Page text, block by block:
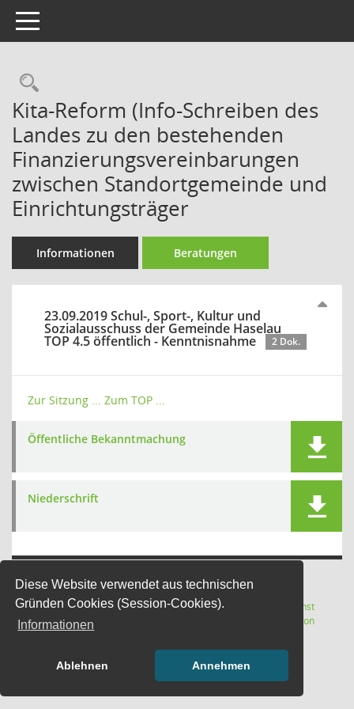
Diese Website verwendet aus technischen
Gründen Cookies (Session-Cookies).
Informationen
Ablehnen Annehmen
Toggle navigation
Rechercheauswahl
Kita-Reform (Info-Schreiben des
Landes zu den bestehenden
Finanzierungsvereinbarungen
zwischen Standortgemeinde und
Einrichtungsträger
Informationen Beratungen
23.09.2019 Schul-, Sport-, Kultur und
Sozialausschuss der Gemeinde Haselau
TOP 4.5 öffentlich - Kenntnisnahme 2 Dok.
Zur Sitzung ... Zum TOP ...
Öffentliche Bekanntmachung
Niederschrift
Letzte Änderung: 06.08.2026
22:17:21
Software:
Sitzungsdienst
Session(Wird in